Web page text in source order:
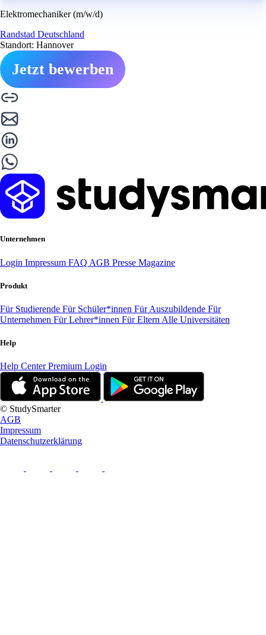
Elektromechaniker (m/w/d)
Randstad Deutschland
Standort: Hannover
Jetzt bewerben
Unternehmen
Login Impressum FAQ AGB Presse Magazine
Produkt
Für Studierende Für Schüler*innen Für Auszubildende Für
Unternehmen Für Lehrer*innen Für Eltern Alle Universitäten
Help
Help CenterPremium Login
© StudySmarter
AGB
Impressum
Datenschutzerklärung